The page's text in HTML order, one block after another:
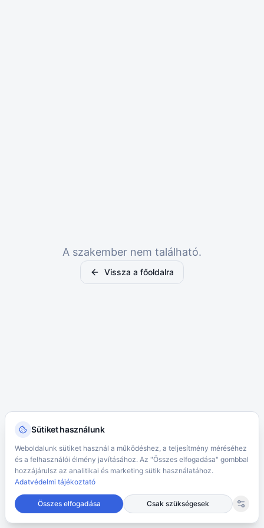
Sütiket használunk
Weboldalunk sütiket használ a működéshez, a teljesítmény méréséhez
és a felhasználói élmény javításához. Az "Összes elfogadása" gombbal
hozzájárulsz az analitikai és marketing sütik használatához.
Adatvédelmi tájékoztató
Összes elfogadása Csak szükségesek
A szakember nem található.
Vissza a főoldalra